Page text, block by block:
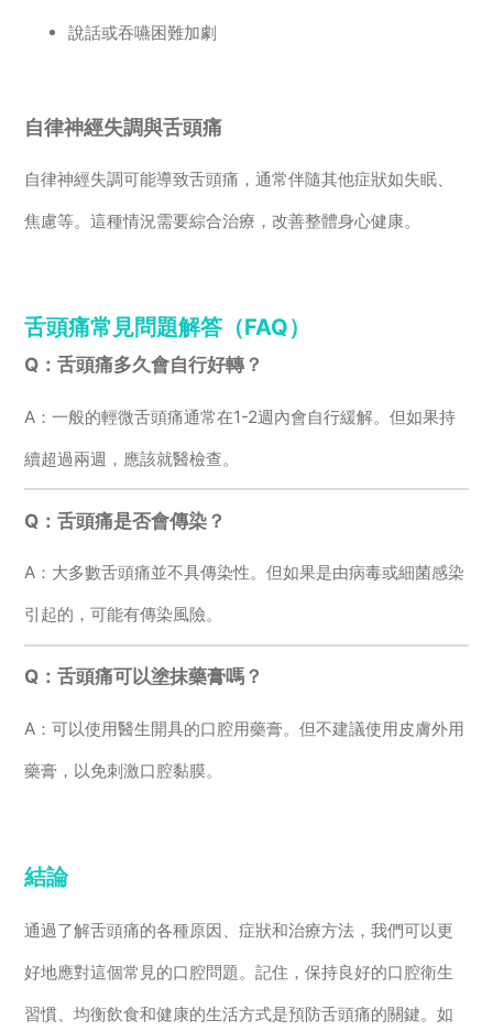
說話或吞嚥困難加劇
自律神經失調與舌頭痛
自律神經失調可能導致舌頭痛，通常伴隨其他症狀如失眠、
焦慮等。這種情況需要綜合治療，改善整體身心健康。
舌頭痛常見問題解答（FAQ）
Q：舌頭痛多久會自行好轉？
A：一般的輕微舌頭痛通常在1-2週內會自行緩解。但如果持
續超過兩週，應該就醫檢查。
Q：舌頭痛是否會傳染？
A：大多數舌頭痛並不具傳染性。但如果是由病毒或細菌感染
引起的，可能有傳染風險。
Q：舌頭痛可以塗抹藥膏嗎？
A：可以使用醫生開具的口腔用藥膏。但不建議使用皮膚外用
藥膏，以免刺激口腔黏膜。
結論
通過了解舌頭痛的各種原因、症狀和治療方法，我們可以更
好地應對這個常見的口腔問題。記住，保持良好的口腔衛生
習慣、均衡飲食和健康的生活方式是預防舌頭痛的關鍵。如